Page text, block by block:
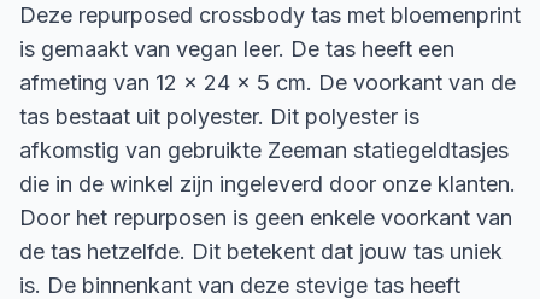
Deze repurposed crossbody tas met bloemenprint
is gemaakt van vegan leer. De tas heeft een
afmeting van 12 x 24 x 5 cm. De voorkant van de
tas bestaat uit polyester. Dit polyester is
afkomstig van gebruikte Zeeman statiegeldtasjes
die in de winkel zijn ingeleverd door onze klanten.
Door het repurposen is geen enkele voorkant van
de tas hetzelfde. Dit betekent dat jouw tas uniek
is. De binnenkant van deze stevige tas heeft